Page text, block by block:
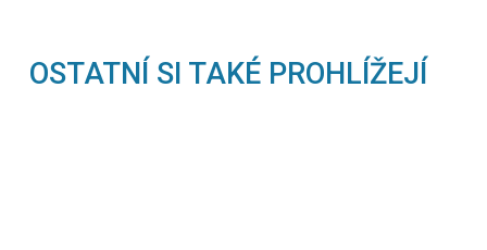
OSTATNÍ SI TAKÉ PROHLÍŽEJÍ